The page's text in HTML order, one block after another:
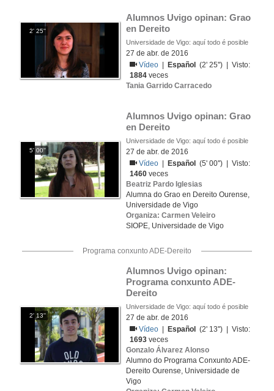
2' 25''
Alumnos Uvigo opinan: Grao
en Dereito
Universidade de Vigo: aquí todo é posible
27 de abr. de 2016
Vídeo
Español
(2' 25'') | Visto:
1884 veces
Tania Garrido Carracedo
5' 00''
Alumnos Uvigo opinan: Grao
en Dereito
Universidade de Vigo: aquí todo é posible
27 de abr. de 2016
Vídeo
Español
(5' 00'') | Visto:
1460 veces
Beatriz Pardo Iglesias
Alumna do Grao en Dereito Ourense,
Universidade de Vigo
Organiza: Carmen Veleiro
SIOPE, Universidade de Vigo
Programa conxunto ADE-Dereito
2' 13''
Alumnos Uvigo opinan:
Programa conxunto ADE-
Dereito
Universidade de Vigo: aquí todo é posible
27 de abr. de 2016
Vídeo
Español
(2' 13'') | Visto:
1693 veces
Gonzalo Álvarez Alonso
Alumno do Programa Conxunto ADE-
Dereito Ourense, Universidade de
Vigo